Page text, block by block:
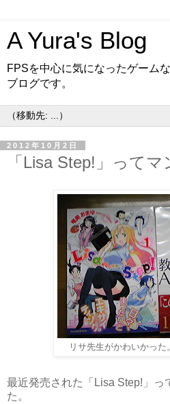
A Yura's Blog
FPSを中心に気になったゲーム
ブログです。
2012年10月2日
「Lisa Step!」って
リサ先生がかわいかった
最近発売された「Lisa Step!」っ
た。